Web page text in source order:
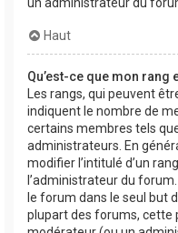
Haut
Qu’est-ce que mon
Les rangs, qui peuvent
indiquent le nombre de
certains membres tels
administrateurs. En
modifier l’intitulé d’un
l’administrateur du
le forum dans le seul but
plupart des forums, cette